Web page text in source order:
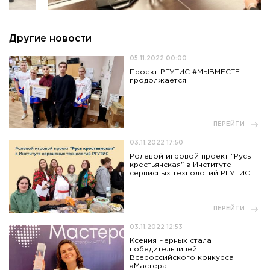
Другие новости
05.11.2022 00:00
Проект РГУТИС #МЫВМЕСТЕ
продолжается
ПЕРЕЙТИ
03.11.2022 17:50
Ролевой игровой проект "Русь
крестьянская" в Институте
сервисных технологий РГУТИС
ПЕРЕЙТИ
03.11.2022 12:53
Ксения Черных стала
победительницей
Всероссийского конкурса
«Мастера